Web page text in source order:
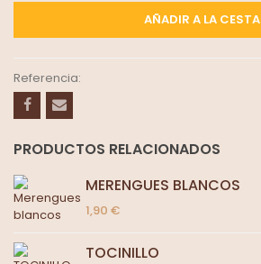
AÑADIR A LA CESTA
Referencia:
PRODUCTOS RELACIONADOS
MERENGUES BLANCOS
1,90 €
TOCINILLO